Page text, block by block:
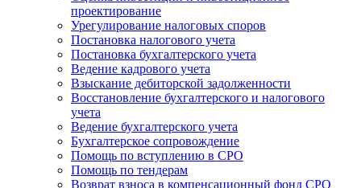
проектирование
Урегулирование налоговых споров
Постановка налогового учета
Постановка бухгалтерского учета
Ведение кадрового учета
Взыскание дебиторской задолженности
Восстановление бухгалтерского и налогового
учета
Ведение бухгалтерского учета
Бухгалтерское сопровождение
Помощь по вступлению в СРО
Помощь по тендерам
Возврат взноса в компенсационный фонд СРО